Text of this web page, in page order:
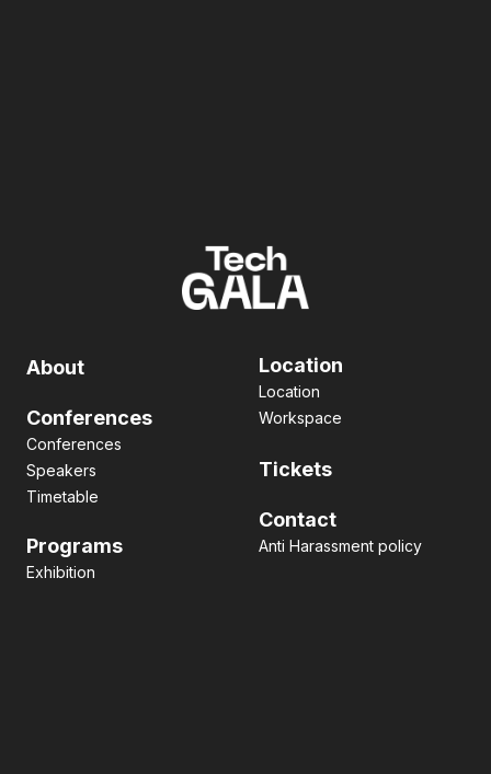
About
Conferences
Conferences
Speakers
Timetable
Programs
Exhibition
Location
Location
Workspace
Tickets
Contact
Anti Harassment policy